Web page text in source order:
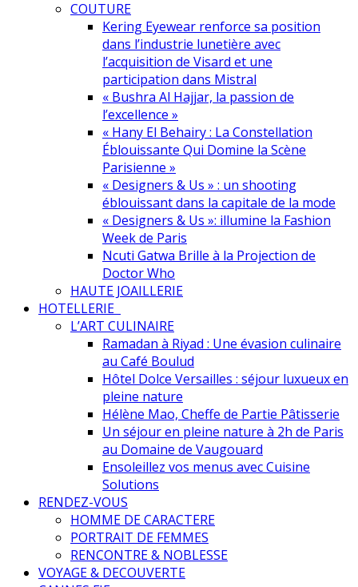
COUTURE
Kering Eyewear renforce sa position
dans l’industrie lunetière avec
l’acquisition de Visard et une
participation dans Mistral
« Bushra Al Hajjar, la passion de
l’excellence »
« Hany El Behairy : La Constellation
Éblouissante Qui Domine la Scène
Parisienne »
« Designers & Us » : un shooting
éblouissant dans la capitale de la mode
« Designers & Us »: illumine la Fashion
Week de Paris
Ncuti Gatwa Brille à la Projection de
Doctor Who
HAUTE JOAILLERIE
HOTELLERIE
L’ART CULINAIRE
Ramadan à Riyad : Une évasion culinaire
au Café Boulud
Hôtel Dolce Versailles : séjour luxueux en
pleine nature
Hélène Mao, Cheffe de Partie Pâtisserie
Un séjour en pleine nature à 2h de Paris
au Domaine de Vaugouard
Ensoleillez vos menus avec Cuisine
Solutions
RENDEZ-VOUS
HOMME DE CARACTERE
PORTRAIT DE FEMMES
RENCONTRE & NOBLESSE
VOYAGE & DECOUVERTE